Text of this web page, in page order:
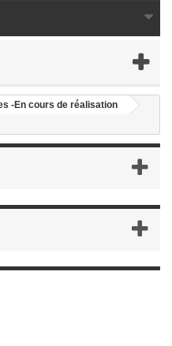
-En cours de réalisation